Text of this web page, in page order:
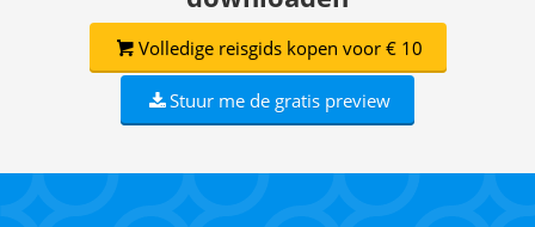
Volledige reisgids kopen voor € 10
Stuur me de gratis preview